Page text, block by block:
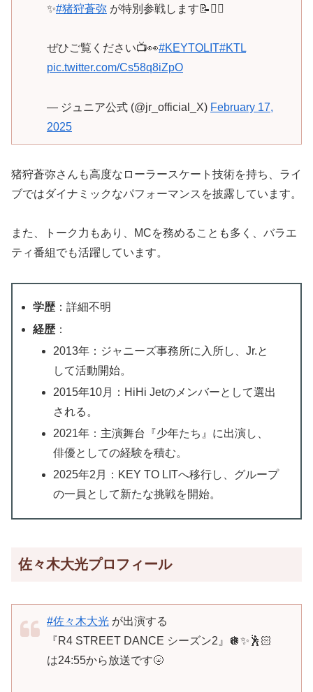
✨#猪狩蒼弥 が特別参戦します📝❤️‍🔥
ぜひご覧ください📺👀#KEYTOLIT#KTL
pic.twitter.com/Cs58q8iZpO
— ジュニア公式 (@jr_official_X) February 17,
2025
猪狩蒼弥さんも高度なローラースケート技術を持ち、ライ
ブではダイナミックなパフォーマンスを披露しています。
また、トーク力もあり、MCを務めることも多く、バラエ
ティ番組でも活躍しています。
学歴 ：詳細不明
経歴 ：
2013年：ジャニーズ事務所に入所し、Jr.と
して活動開始。
2015年10月：HiHi Jetのメンバーとして選出
される。
2021年：主演舞台『少年たち』に出演し、
俳優としての経験を積む。
2025年2月：KEY TO LITへ移行し、グループ
の一員として新たな挑戦を開始。
佐々木大光プロフィール
#佐々木大光 が出演する
『R4 STREET DANCE シーズン2』🪩✨🕺🏻
は24:55から放送です🌝